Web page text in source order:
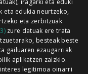
iragarki eta eduki
eta edukia neurtzeko,
eta zerbitzuak
zure datuak ere trata
besteak beste
gailuaren ezaugarriak
aplikatzen zaizkio.
legitimoa oinarri